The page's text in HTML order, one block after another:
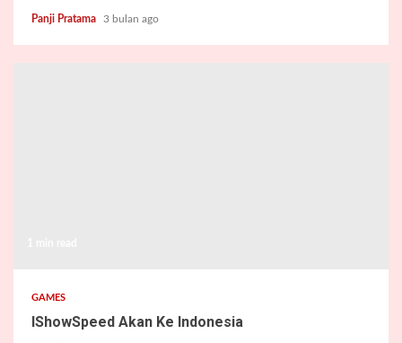
Panji Pratama 3 bulan ago
GAMES
IShowSpeed Akan Ke Indonesia